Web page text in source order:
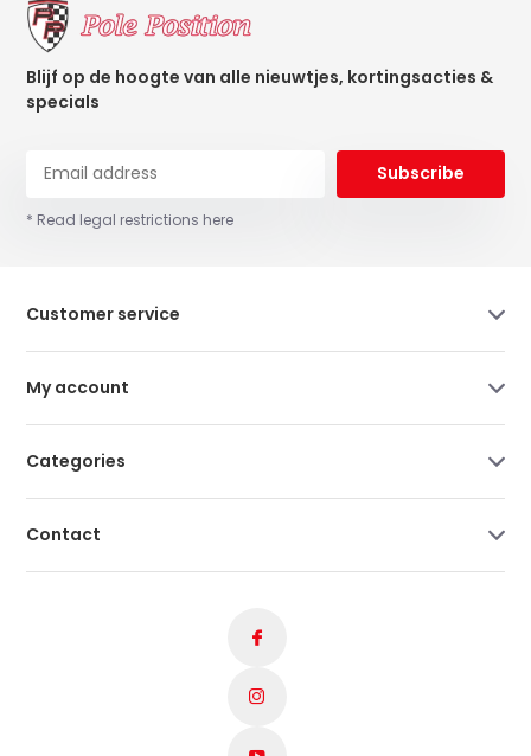
Blijf op de hoogte van alle nieuwtjes, kortingsacties &
specials
Subscribe
* Read legal restrictions here
Customer service
My account
Categories
Contact